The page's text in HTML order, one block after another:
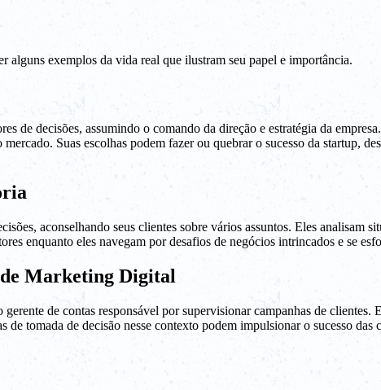
alguns exemplos da vida real que ilustram seu papel e importância.
de decisões, assumindo o comando da direção e estratégia da
Suas escolhas podem fazer ou quebrar o sucesso da startup,
aconselhando seus clientes sobre vários assuntos. Eles analisam
enquanto eles navegam por desafios de negócios intrincados e se
Marketing Digital
de contas responsável por supervisionar campanhas de
tomada de decisão nesse contexto podem impulsionar o sucesso das